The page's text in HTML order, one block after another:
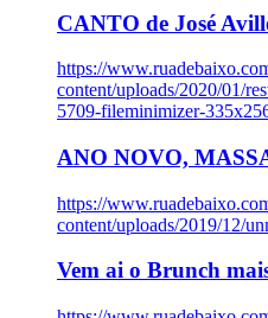
CANTO de José
https://
content/uploads/2020/01/
5709-fileminimizer-
ANO NOVO,
https://
content/uploads/2019/12/
Vem ai o Brunch